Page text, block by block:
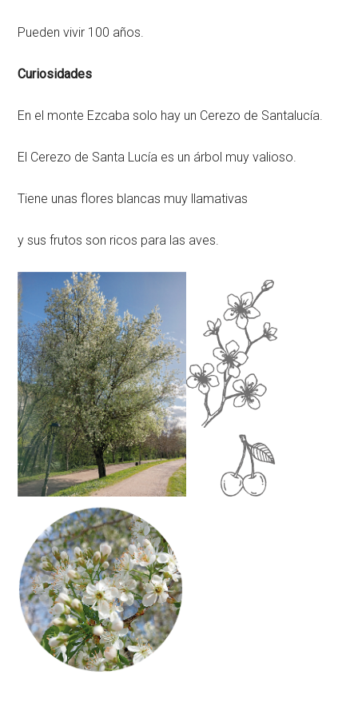
Pueden vivir 100 años.
Curiosidades
En el monte Ezcaba solo hay un Cerezo de Santalucía.
El Cerezo de Santa Lucía es un árbol muy valioso.
Tiene unas flores blancas muy llamativas
y sus frutos son ricos para las aves.